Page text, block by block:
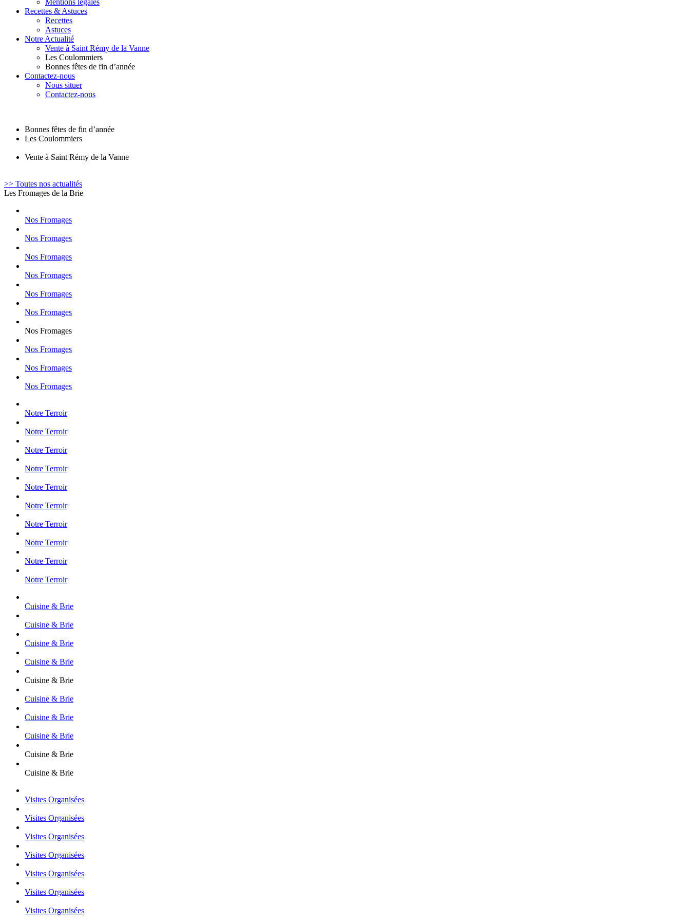
Mentions légales
Recettes & Astuces
Recettes
Astuces
Notre Actualité
Vente à Saint Rémy de la Vanne
Les Coulommiers
Bonnes fêtes de fin d’année
Contactez-nous
Nous situer
Contactez-nous
Bonnes fêtes de fin d’année
Les Coulommiers
Vente à Saint Rémy de la Vanne
>> Toutes nos actualités
Les Fromages de la Brie
Nos Fromages
Nos Fromages
Nos Fromages
Nos Fromages
Nos Fromages
Nos Fromages
Nos Fromages
Nos Fromages
Nos Fromages
Nos Fromages
Notre Terroir
Notre Terroir
Notre Terroir
Notre Terroir
Notre Terroir
Notre Terroir
Notre Terroir
Notre Terroir
Notre Terroir
Notre Terroir
Cuisine & Brie
Cuisine & Brie
Cuisine & Brie
Cuisine & Brie
Cuisine & Brie
Cuisine & Brie
Cuisine & Brie
Cuisine & Brie
Cuisine & Brie
Cuisine & Brie
Visites Organisées
Visites Organisées
Visites Organisées
Visites Organisées
Visites Organisées
Visites Organisées
Visites Organisées